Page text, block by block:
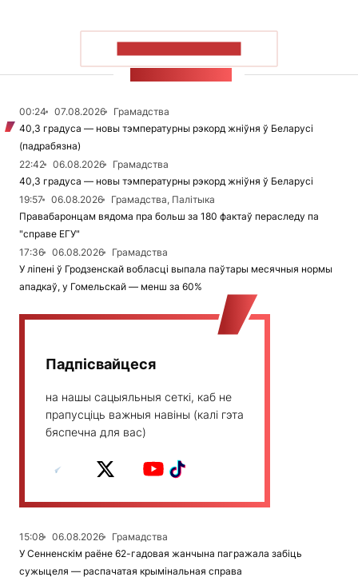
00:24 07.08.2026
Грамадства
40,3 градуса — новы тэмпературны рэкорд жніўня ў Беларусі
(падрабязна)
22:42
06.08.2026
Грамадства
40,3 градуса — новы тэмпературны рэкорд жніўня ў Беларусі
19:57
06.08.2026
Грамадства, Палітыка
Правабаронцам вядома пра больш за 180 фактаў пераследу па
"справе ЕГУ"
17:36
06.08.2026
Грамадства
У ліпені ў Гродзенскай вобласці выпала паўтары месячныя нормы
ападкаў, у Гомельскай — менш за 60%
Падпісвайцеся
на нашы сацыяльныя сеткі, каб не
прапусціць важныя навіны (калі гэта
бяспечна для вас)
15:08 06.08.2026
Грамадства
У Сенненскім раёне 62-гадовая жанчына пагражала забіць
сужыцеля — распачатая крымінальная справа